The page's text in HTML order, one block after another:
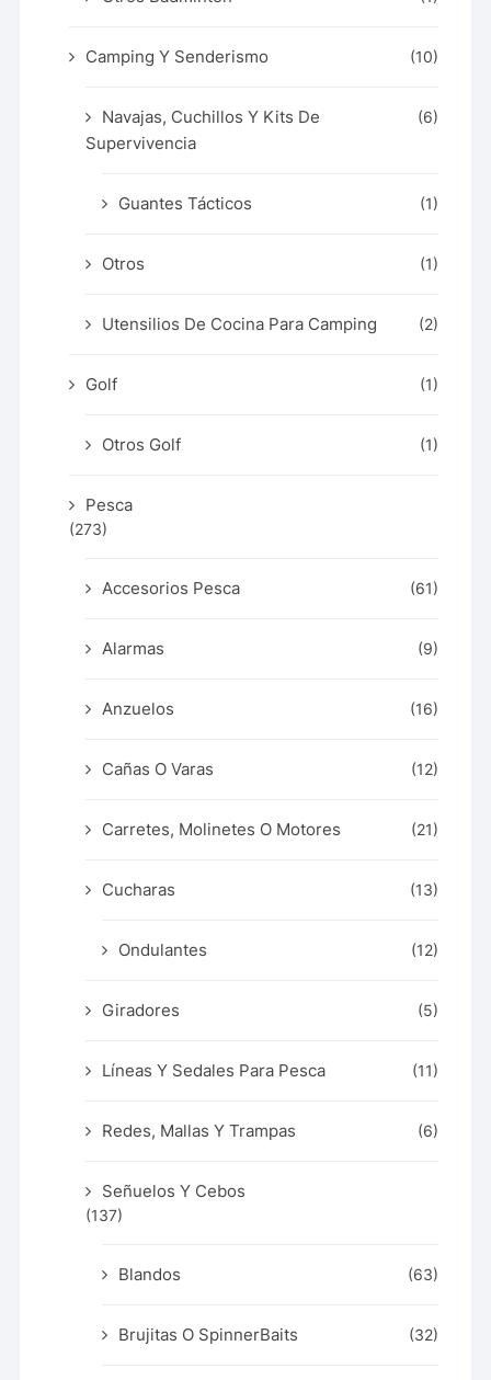
Camping Y Senderismo (10)
Navajas, Cuchillos Y Kits De
Supervivencia
(6)
Guantes Tácticos (1)
Otros (1)
Utensilios De Cocina Para Camping (2)
Golf (1)
Otros Golf (1)
Pesca
(273)
Accesorios Pesca (61)
Alarmas (9)
Anzuelos (16)
Cañas O Varas (12)
Carretes, Molinetes O Motores (21)
Cucharas (13)
Ondulantes (12)
Giradores (5)
Líneas Y Sedales Para Pesca (11)
Redes, Mallas Y Trampas (6)
Señuelos Y Cebos
(137)
Blandos (63)
Brujitas O SpinnerBaits (32)